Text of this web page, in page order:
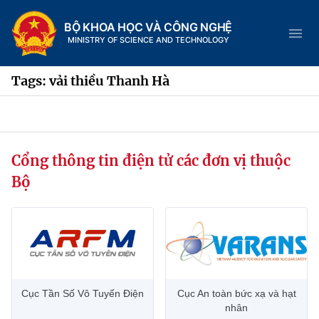
BỘ KHOA HỌC VÀ CÔNG NGHỆ
MINISTRY OF SCIENCE AND TECHNOLOGY
Trang chủ
Chức năng nhiệm vụ
Tin tức sự kiện
Hệ thống văn bản
Tags: vải thiều Thanh Hà
Cổng thông tin điện tử các đơn vị thuộc
Bộ
Cục Tần Số Vô Tuyến Điện
Cục An toàn bức xạ và hạt
nhân